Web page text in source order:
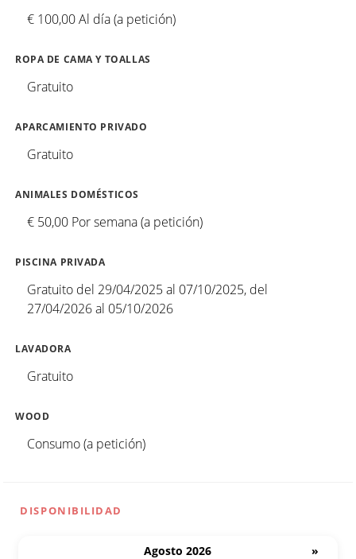
€ 100,00 Al día (a petición)
ROPA DE CAMA Y TOALLAS
Gratuito
APARCAMIENTO PRIVADO
Gratuito
ANIMALES DOMÉSTICOS
€ 50,00 Por semana (a petición)
PISCINA PRIVADA
Gratuito del 29/04/2025 al 07/10/2025, del
27/04/2026 al 05/10/2026
LAVADORA
Gratuito
WOOD
Consumo (a petición)
DISPONIBILIDAD
Agosto 2026
»